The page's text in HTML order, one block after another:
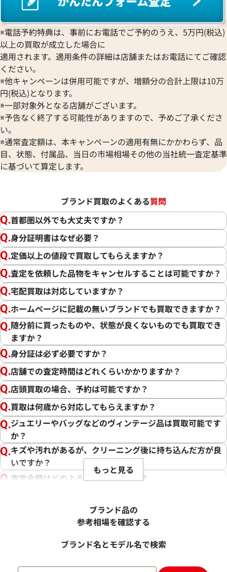
※電話予約特典は、事前にお電話でご予約のうえ、5万円(税込)
以上の買取が成立した場合に
適用されます。適用条件の詳細は店舗またはお電話にてご確認
ください。
※他キャンペーンは併用可能ですが、増額分の合計上限は10万
円(税込)となります。
※一部対象外となる店舗がございます。
※予告なく終了する可能性がありますので、予めご了承くださ
い。
※通常査定額は、本キャンペーンの適用有無にかかわらず、品
目、状態、付属品、当日の市場相場その他の当社統一査定基準
に基づいて算定します。
ブランド買取のよくある質問
首都圏以外でも大丈夫ですか？
身分証明書はなぜ必要？
定価以上の値段で買取してもらえますか？
査定を依頼した品物をキャンセルすることは可能ですか？
宅配買取は対応していますか？
ホームページに記載の無いブランドでも買取できますか？
随分前に買ったものや、状態が良くないものでも買取でき
ますか？
身分証は必ず必要ですか？
店舗での査定時間はどれくらいかかりますか？
店頭買取の場合、予約は可能ですか？
買取は何歳から対応してもらえますか？
ジュエリーやバッグなどのヴィンテージ品は買取可能です
か？
キズや汚れがあるが、クリーニング後に持ち込んだ方が良
いですか？
査定金額はどのように決まりますか？
売却するか悩んでいるのですが、査定だけお願いできます
1点からでも査定できますか？
もっと見る
ブランド品の
参考相場を確認する
ブランド名とモデル名で検索